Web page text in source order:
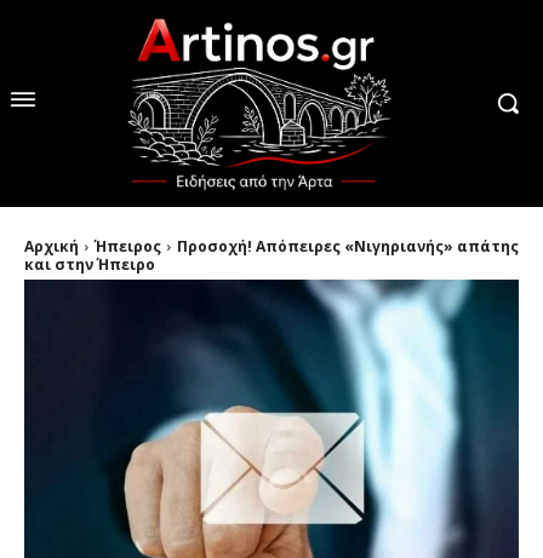
Αρχική Ήπειρος
Προσοχή! Απόπειρες «Νιγηριανής» απάτης
και στην Ήπειρο